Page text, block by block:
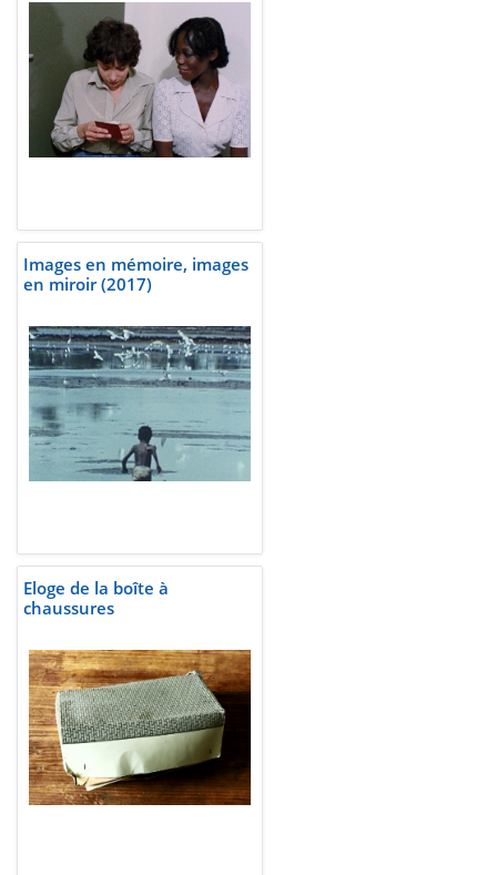
Images en mémoire, images
en miroir (2017)
Eloge de la boîte à
chaussures